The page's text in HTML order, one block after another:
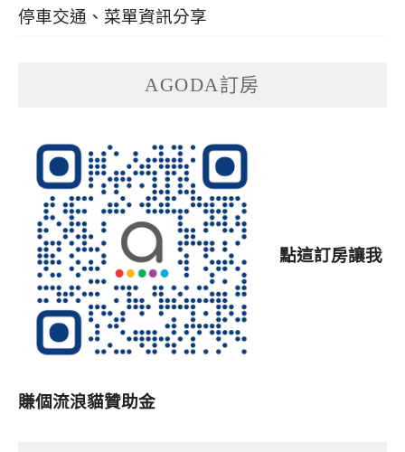
停車交通、菜單資訊分享
AGODA訂房
點這訂房讓我
賺個流浪貓贊助金